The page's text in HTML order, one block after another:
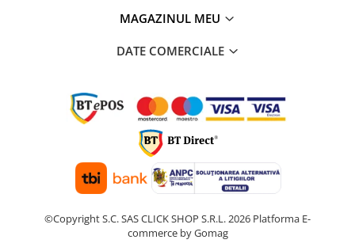
MAGAZINUL MEU
DATE COMERCIALE
©Copyright S.C. SAS CLICK SHOP S.R.L. 2026 Platforma E-
commerce by Gomag